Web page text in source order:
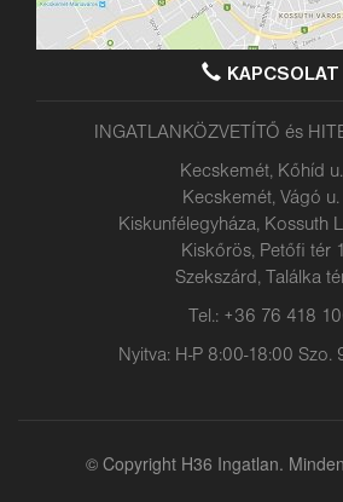
KAPCSOLAT
INGATLANKÖZVETÍTŐ és
Kecskemét, Kőhíd
Kecskemét, Vágó u.
Kiskunfélegyháza, Kossuth
Kiskőrös, Petőfi tér
Szekszárd, Találka
Tel.: +36 76 418
Nyitva: H-P 8:00-18:00 Szo.
© Copyright H36 Ingatlan.